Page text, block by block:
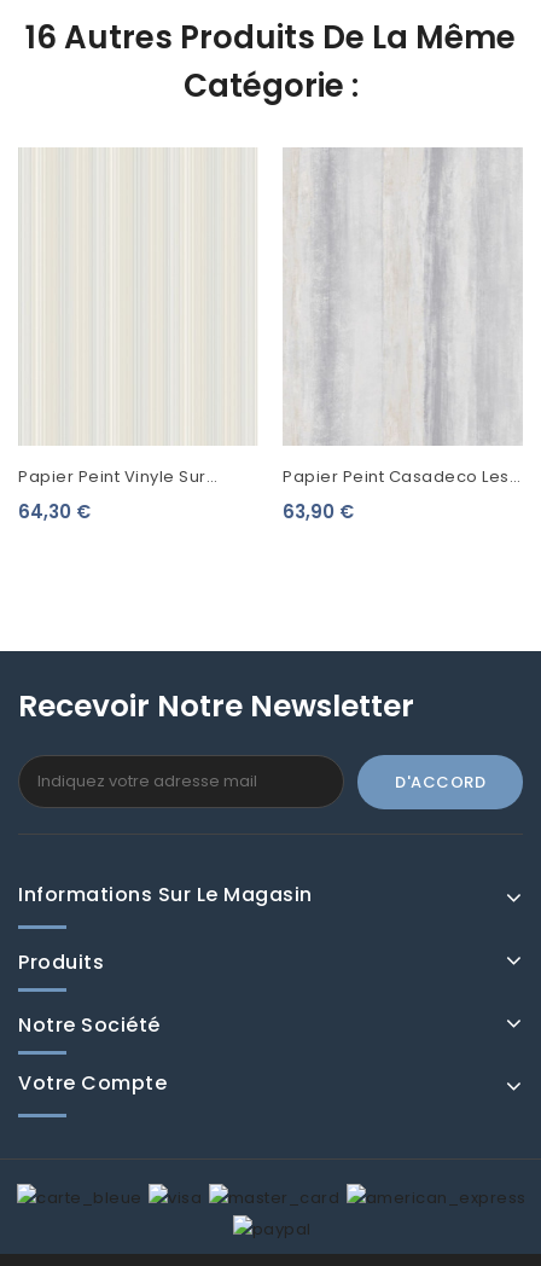
16 Autres Produits De La Même
Catégorie :
Papier Peint Vinyle Sur
Intissé Lutèce Rayure Bleu
64,30 €
Papier Peint Casadeco Les
Rayures Beton Gris 26929121
63,90 €
Recevoir Notre Newsletter
Informations Sur Le Magasin
Produits
Notre Société
Votre Compte